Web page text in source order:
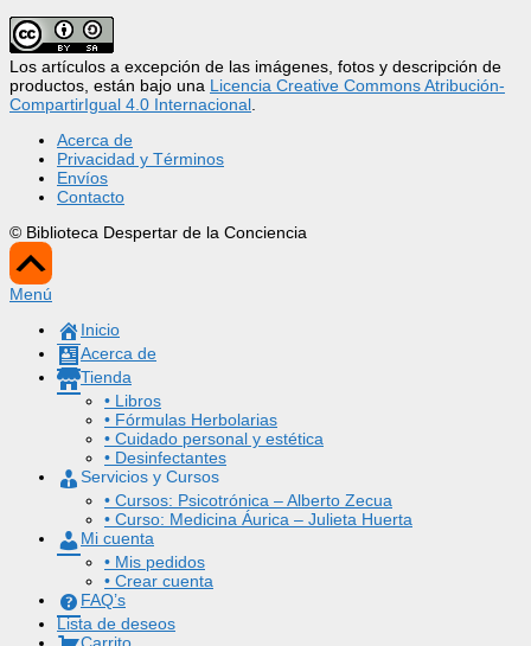
Los artículos a excepción de las imágenes, fotos y descripción de
productos, están bajo una Licencia Creative Commons Atribución-
CompartirIgual 4.0 Internacional
Acerca de
Privacidad y Términos
Envíos
Contacto
© Biblioteca Despertar de la Conciencia
Scroll
Up
Menú
Inicio
Acerca de
Tienda
• Libros
• Fórmulas Herbolarias
• Cuidado personal y estética
• Desinfectantes
Servicios y Cursos
• Cursos: Psicotrónica – Alberto Zecua
• Curso: Medicina Áurica – Julieta Huerta
Mi cuenta
• Mis pedidos
• Crear cuenta
FAQ’s
Lista de deseos